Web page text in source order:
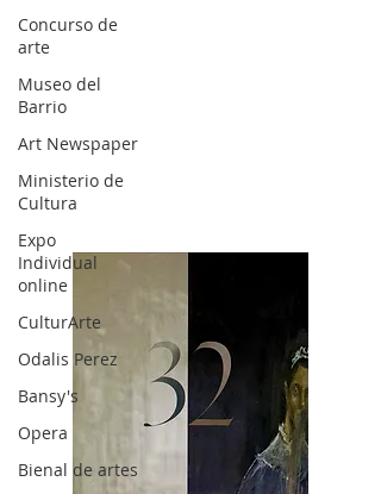
Concurso de
arte
Museo del
Barrio
Art Newspaper
Ministerio de
Cultura
Expo
Individual
online
CulturArte
Odalis Perez
Bansy's
Opera
Bienal de artes